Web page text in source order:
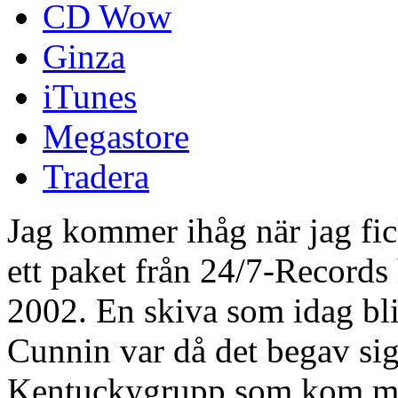
CD Wow
Ginza
iTunes
Megastore
Tradera
Jag kommer ihåg när jag
ett paket från 24/7-
2002. En skiva som idag
Cunnin var då det begav